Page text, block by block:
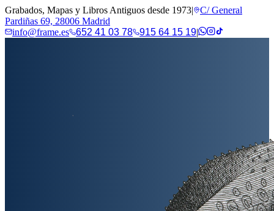
Grabados, Mapas y Libros Antiguos desde 1973|
C/ General
Pardiñas 69, 28006 Madrid
info@frame.es
652 41 03 78 915 64 15 19|